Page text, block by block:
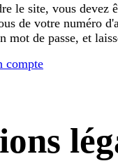
le site, vous devez
de votre numéro
mot de passe, et
compte